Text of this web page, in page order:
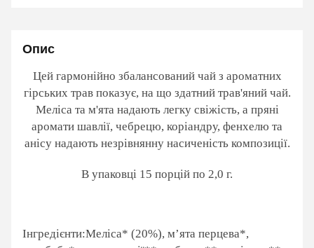
Опис
Цей гармонійно збалансований чай з ароматних
гірських трав показує, на що здатний трав'яний чай.
Меліса та м'ята надають легку свіжість, а пряні
аромати шавлії, чебрецю, коріандру, фенхелю та
анісу надають незрівнянну насиченість композиції.
В упаковці 15 порцій по 2,0 г.
Інгредієнти:Меліса* (20%), м’ята перцева*,